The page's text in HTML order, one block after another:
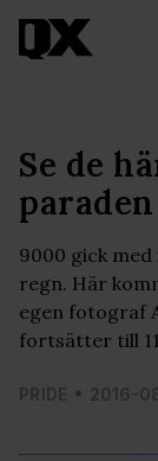
Se de
paraden
9000 gick med
regn. Här
egen fotograf
fortsätter till
PRIDE 2016-